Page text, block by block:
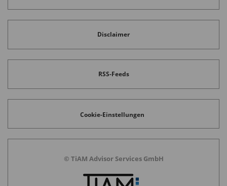
Disclaimer
RSS-Feeds
Cookie-Einstellungen
© TiAM Advisor Services GmbH